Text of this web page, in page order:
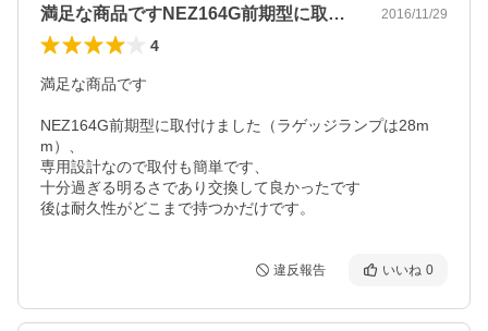
満足な商品ですNEZ164G前期型に取… 2016/11/29
4
満足な商品です
NEZ164G前期型に取付けました（ラゲッジランプは28m
m）、
専用設計なので取付も簡単です、
十分過ぎる明るさであり交換して良かったです
後は耐久性がどこまで持つかだけです。
違反報告 いいね 0